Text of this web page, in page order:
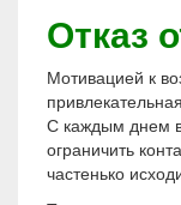
Отказ
Мотивацией к
С каждым днем
ограничить
частенько